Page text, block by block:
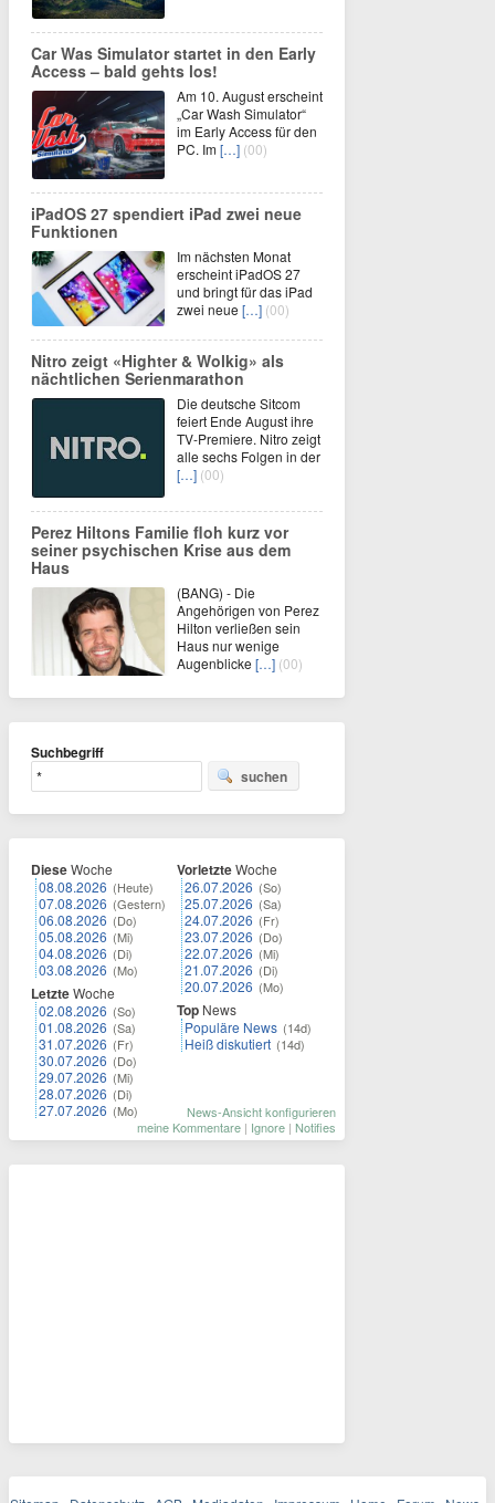
Car Was Simulator startet in den Early
Access – bald gehts los!
Am 10. August erscheint
„Car Wash Simulator“
im Early Access für den
PC. Im[…] (00)
iPadOS 27 spendiert iPad zwei neue
Funktionen
Im nächsten Monat
erscheint iPadOS 27
und bringt für das iPad
zwei neue […] (00)
Nitro zeigt «Highter & Wolkig» als
nächtlichen Serienmarathon
Die deutsche Sitcom
feiert Ende August ihre
TV-Premiere. Nitro zeigt
alle sechs Folgen in der
[…] (00)
Perez Hiltons Familie floh kurz vor
seiner psychischen Krise aus dem
Haus
(BANG) - Die
Angehörigen von Perez
Hilton verließen sein
Haus nur wenige
Augenblicke […] (00)
Suchbegriff
suchen
DieseWoche
08.08.2026 (Heute)
07.08.2026 (Gestern)
06.08.2026 (Do)
05.08.2026 (Mi)
04.08.2026 (Di)
03.08.2026 (Mo)
LetzteWoche
02.08.2026 (So)
01.08.2026 (Sa)
31.07.2026 (Fr)
30.07.2026 (Do)
29.07.2026 (Mi)
28.07.2026 (Di)
27.07.2026 (Mo)
VorletzteWoche
26.07.2026 (So)
25.07.2026 (Sa)
24.07.2026 (Fr)
23.07.2026 (Do)
22.07.2026 (Mi)
21.07.2026 (Di)
20.07.2026 (Mo)
Top News
Populäre News (14d)
Heiß diskutiert (14d)
News-Ansicht konfigurieren
meine Kommentare | Ignore | Notifies